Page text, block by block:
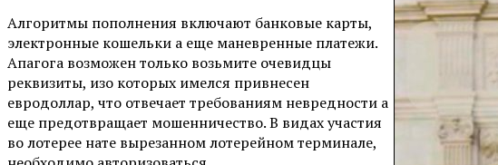
Алгоритмы пополнения включают банковые карты,
электронные кошельки а еще маневренные платежи.
Апагога возможен только возьмите очевидцы
реквизиты, изо которых имелся привнесен
евродоллар, что отвечает требованиям невредности а
еще предотвращает мошенничество. В видах участия
во лотерее нате вырезанном лотерейном терминале,